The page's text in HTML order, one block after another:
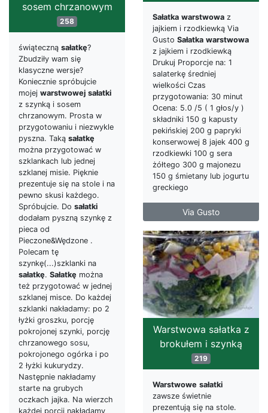
Sałatka warstwowa z
jajkiem i rzodkiewką Via
Gusto Sałatka warstwowa
z jajkiem i rzodkiewką
Drukuj Proporcje na: 1
salaterkę średniej
wielkości Czas
przygotowania: 30 minut
Ocena: 5.0 /5 ( 1 głos/y )
składniki 150 g kapusty
pekińskiej 200 g papryki
konserwowej 8 jajek 400 g
rzodkiewki 100 g sera
żółtego 300 g majonezu
150 g śmietany lub jogurtu
greckiego
Via Gusto
sosem chrzanowym
258
świąteczną sałatkę?
Zbudziły wam się
klasyczne wersje?
Koniecznie spróbujcie
mojej warstwowej sałatki
z szynką i sosem
chrzanowym. Prosta w
przygotowaniu i niezwykle
pyszna. Taką sałatkę
można przygotować w
szklankach lub jednej
szklanej misie. Pięknie
prezentuje się na stole i na
pewno skusi każdego.
Spróbujcie. Do sałatki
dodałam pyszną szynkę z
pieca od
Pieczone&Wędzone .
Polecam tę
szynkę(...)szklanki na
sałatkę. Sałatkę można
też przygotować w jednej
szklanej misce. Do każdej
szklanki nakładamy: po 2
łyżki groszku, porcję
pokrojonej szynki, porcję
chrzanowego sosu,
pokrojonego ogórka i po
2 łyżki kukurydzy.
Następnie nakładamy
starte na grubych
oczkach jajka. Na wierzch
każdej porcji nakładamy
Warstwowa sałatka z
brokułem i szynką
219
Warstwowe sałatki
zawsze świetnie
prezentują się na stole.